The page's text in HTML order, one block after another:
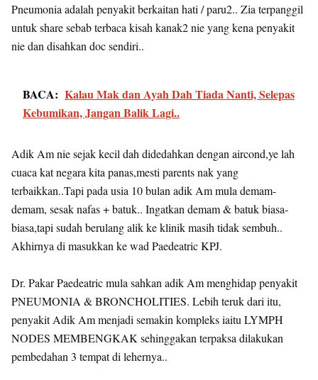
Pneumonia adalah penyakit berkaitan hati / paru2.. Zia terpanggil
untuk share sebab terbaca kisah kanak2 nie yang kena penyakit
nie dan disahkan doc sendiri..
BACA: Kalau Mak dan Ayah Dah Tiada Nanti, Selepas
Kebumikan, Jangan Balik Lagi..
Adik Am nie sejak kecil dah didedahkan dengan aircond,ye lah
cuaca kat negara kita panas,mesti parents nak yang
terbaikkan..Tapi pada usia 10 bulan adik Am mula demam-
demam, sesak nafas + batuk.. Ingatkan demam & batuk biasa-
biasa,tapi sudah berulang alik ke klinik masih tidak sembuh..
Akhirnya di masukkan ke wad Paedeatric KPJ.
Dr. Pakar Paedeatric mula sahkan adik Am menghidap penyakit
PNEUMONIA & BRONCHOLITIES. Lebih teruk dari itu,
penyakit Adik Am menjadi semakin kompleks iaitu LYMPH
NODES MEMBENGKAK sehinggakan terpaksa dilakukan
pembedahan 3 tempat di lehernya..